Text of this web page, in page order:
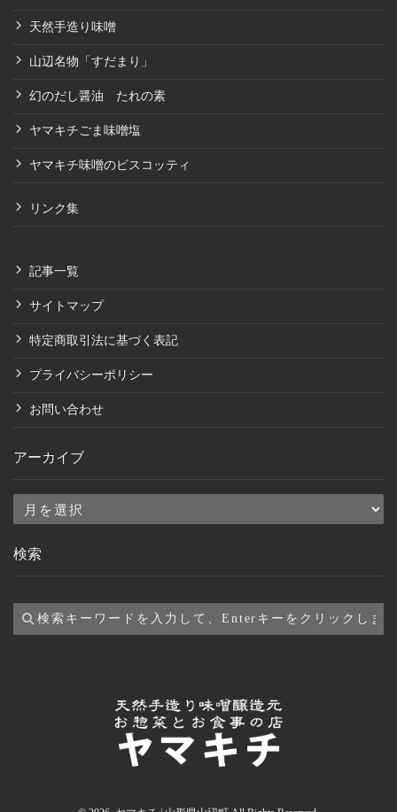
天然手造り味噌
山辺名物「すだまり」
幻のだし醤油 たれの素
ヤマキチごま味噌塩
ヤマキチ味噌のビスコッティ
リンク集
記事一覧
サイトマップ
特定商取引法に基づく表記
プライバシーポリシー
お問い合わせ
アーカイブ
ア
カ
ブ
検索